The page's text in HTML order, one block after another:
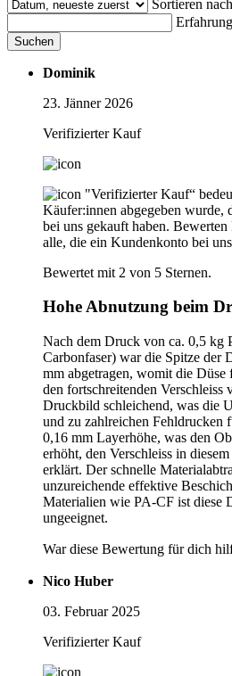
Sortieren nach
Suchen
Dominik
23. Jänner 2026
Verifizierter Kauf
"Verifizierter Kauf“
Käufer:innen abgegeben wurde,
bei uns gekauft haben.
alle, die ein Kundenkonto bei
Bewertet mit 2 von 5 Sternen.
Hohe Abnutzung beim
Nach dem Druck von ca. 0,5 kg
Carbonfaser) war die Spitze der
mm abgetragen, womit die
den fortschreitenden Verschleiss
Druckbild schleichend, was die
und zu zahlreichen Fehldrucken
0,16 mm Layerhöhe, was den
erhöht, den Verschleiss in
erklärt. Der schnelle
unzureichende effektive
Materialien wie PA-CF ist diese
ungeeignet.
War diese Bewertung für dich
Nico Huber
03. Februar 2025
Verifizierter Kauf